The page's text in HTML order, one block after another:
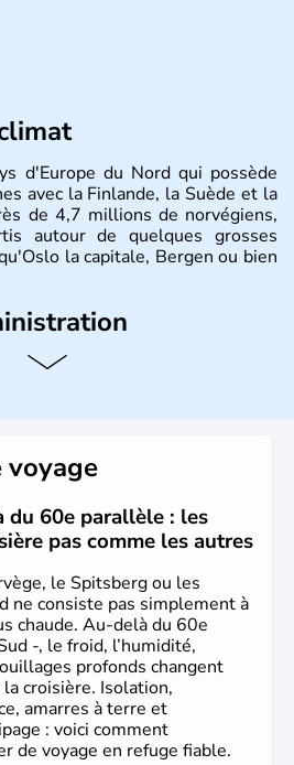
d'Europe du Nord qui possède
avec la Finlande, la Suède et la
de 4,7 millions de norvégiens,
autour de quelques grosses
la capitale, Bergen ou bien
par une monarchie
voyage
du 60e parallèle : les
pas comme les autres
le Spitsberg ou les
ne consiste pas simplement à
chaude. Au-delà du 60e
-, le froid, l’humidité,
profonds changent
croisière. Isolation,
amarres à terre et
: voici comment
de voyage en refuge fiable.